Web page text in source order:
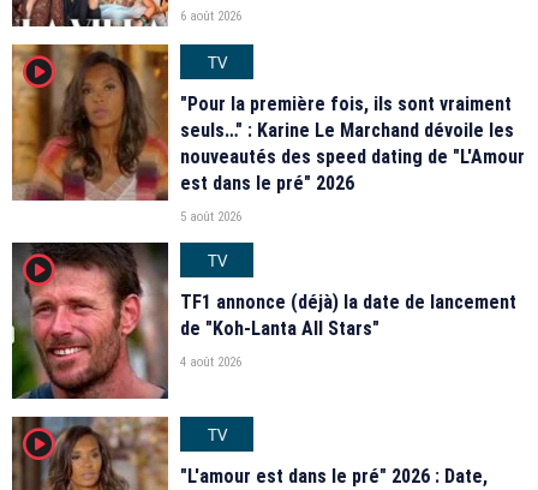
6 août 2026
player2
TV
"Pour la première fois, ils sont vraiment
seuls…" : Karine Le Marchand dévoile les
nouveautés des speed dating de "L'Amour
est dans le pré" 2026
5 août 2026
player2
TV
TF1 annonce (déjà) la date de lancement
de "Koh-Lanta All Stars"
4 août 2026
player2
TV
"L'amour est dans le pré" 2026 : Date,